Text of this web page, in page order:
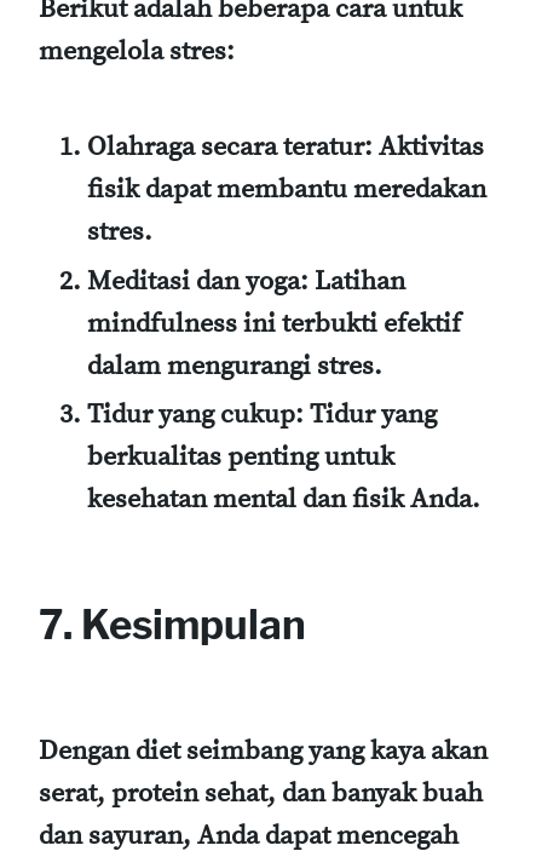
Berikut adalah beberapa cara untuk
mengelola stres:
Olahraga secara teratur: Aktivitas
fisik dapat membantu meredakan
stres.
Meditasi dan yoga: Latihan
mindfulness ini terbukti efektif
dalam mengurangi stres.
Tidur yang cukup: Tidur yang
berkualitas penting untuk
kesehatan mental dan fisik Anda.
7. Kesimpulan
Dengan diet seimbang yang kaya akan
serat, protein sehat, dan banyak buah
dan sayuran, Anda dapat mencegah